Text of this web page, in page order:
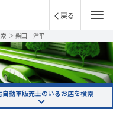
戻る
＞ 柴田 洋平
自動車販売士のいるお店を検索